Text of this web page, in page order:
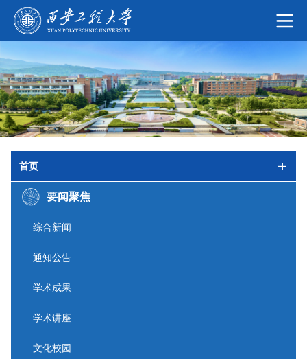
首页
要闻聚焦
综合新闻
通知公告
学术成果
学术讲座
文化校园